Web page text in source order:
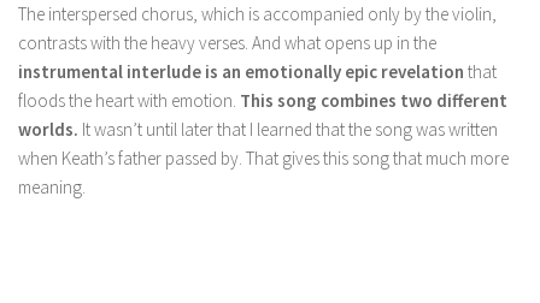
The interspersed chorus, which is accompanied only by the violin,
contrasts with the heavy verses. And what opens up in the
instrumental interlude is an emotionally epic revelation that
floods the heart with emotion. This song combines two different
worlds. It wasn’t until later that I learned that the song was written
when Keath’s father passed by. That gives this song that much more
meaning.